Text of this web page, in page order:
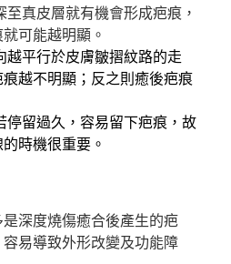
至真皮層就有機會形成疤痕，
可能越明顯。
越平行於皮膚皺摺紋路的走
越不明顯；反之則癒後疤痕
停留過久，容易留下疤痕，故
時機很重要。
深度燒傷癒合後產生的疤
易導致外形改變及功能障